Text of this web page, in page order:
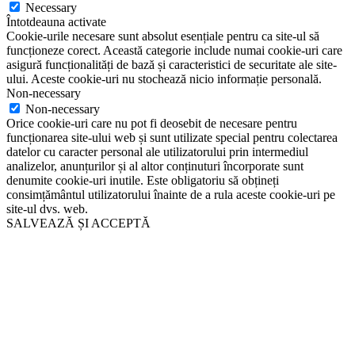
Necessary
Întotdeauna activate
Cookie-urile necesare sunt absolut esențiale pentru ca site-ul să
funcționeze corect. Această categorie include numai cookie-uri care
asigură funcționalități de bază și caracteristici de securitate ale site-
ului. Aceste cookie-uri nu stochează nicio informație personală.
Non-necessary
Non-necessary
Orice cookie-uri care nu pot fi deosebit de necesare pentru
funcționarea site-ului web și sunt utilizate special pentru colectarea
datelor cu caracter personal ale utilizatorului prin intermediul
analizelor, anunțurilor și al altor conținuturi încorporate sunt
denumite cookie-uri inutile. Este obligatoriu să obțineți
consimțământul utilizatorului înainte de a rula aceste cookie-uri pe
site-ul dvs. web.
SALVEAZĂ ȘI ACCEPTĂ